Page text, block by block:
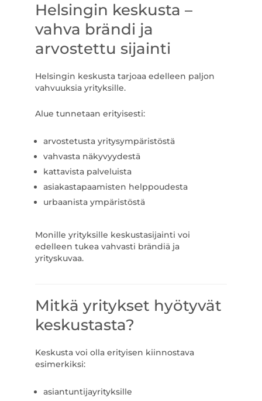
Helsingin keskusta –
vahva brändi ja
arvostettu sijainti
Helsingin keskusta tarjoaa edelleen paljon
vahvuuksia yrityksille.
Alue tunnetaan erityisesti:
arvostetusta yritysympäristöstä
vahvasta näkyvyydestä
kattavista palveluista
asiakastapaamisten helppoudesta
urbaanista ympäristöstä
Monille yrityksille keskustasijainti voi
edelleen tukea vahvasti brändiä ja
yrityskuvaa.
Mitkä yritykset hyötyvät
keskustasta?
Keskusta voi olla erityisen kiinnostava
esimerkiksi:
asiantuntijayrityksille